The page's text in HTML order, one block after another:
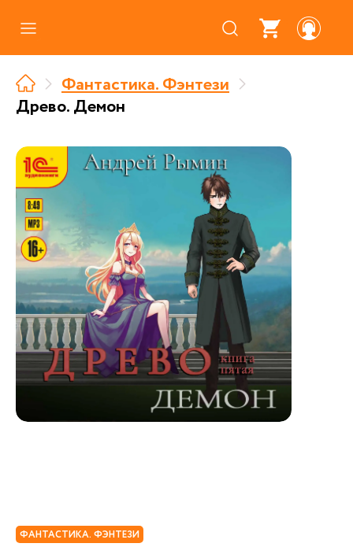
Где купить
О нас
Партнерам
Фантастика. Фэнтези
Древо. Демон
ФАНТАСТИКА. ФЭНТЕЗИ